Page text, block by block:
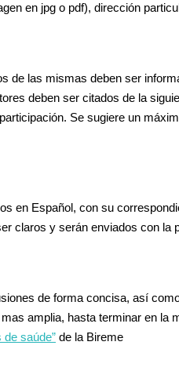
en jpg o pdf), dirección
de las mismas deben ser
deben ser citados de la
Se sugiere un
en Español, con su
claros y serán enviados con la
de forma concisa, así
amplia, hasta terminar en la
saúde” de la Bireme